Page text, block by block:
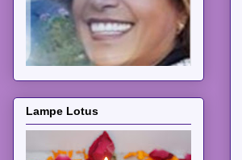
Lampe Lotus